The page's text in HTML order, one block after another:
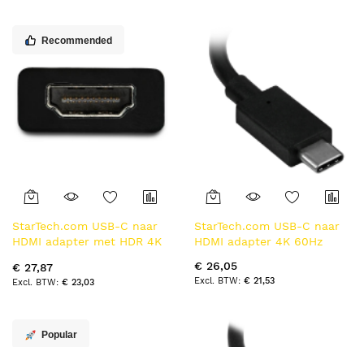
C naar HDMI Converter
Recommended
StarTech.com USB-C naar
HDMI adapter met HDR 4K
€ 27,87
€ 23,03
StarTech.com USB-C naar
HDMI adapter 4K 60Hz
€ 26,05
€ 21,53
Popular